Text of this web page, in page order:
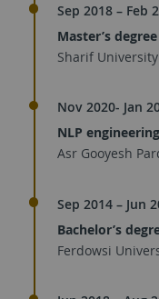
Sep 2018 – Feb
Master’s
Sharif
Nov 2020- Jan
NLP
Asr Gooyesh
Sep 2014 – Jun
Bachelor’s
Ferdowsi